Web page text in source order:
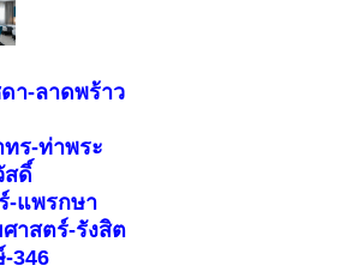
า-ลาดพร้าว
ทร-ท่าพระ
สดิ์
-แพรกษา
าสตร์-รังสิต
346